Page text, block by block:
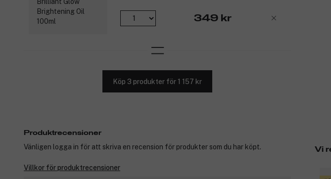
349 kr
Köp 3 produkter för 1 157 kr
Vi
Produktrecensioner
Vänligen logga in för att skriva en recension för produkter som du har köpt.
Villkor för produktrecensioner